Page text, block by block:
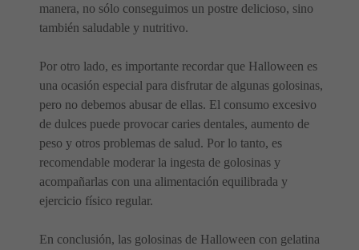
manera, no sólo conseguimos un postre delicioso, sino
también saludable y nutritivo.
Por otro lado, es importante recordar que Halloween es
una ocasión especial para disfrutar de algunas golosinas,
pero no debemos abusar de ellas. El consumo excesivo
de dulces puede provocar caries dentales, aumento de
peso y otros problemas de salud. Por lo tanto, es
recomendable moderar la ingesta de golosinas y
acompañarlas con una alimentación equilibrada y
ejercicio físico regular.
En conclusión, las golosinas de Halloween con gelatina